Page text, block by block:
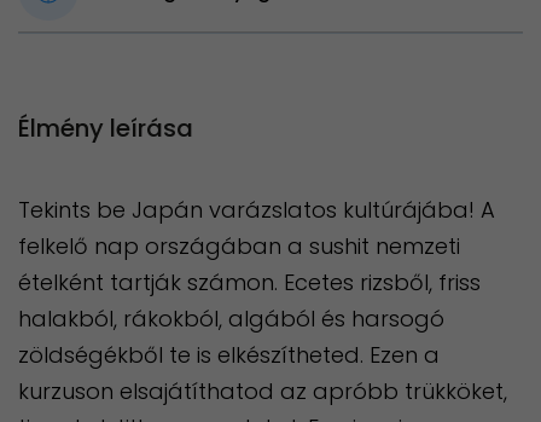
Élmény leírása
Tekints be Japán varázslatos kultúrájába! A
felkelő nap országában a sushit nemzeti
ételként tartják számon. Ecetes rizsből, friss
halakból, rákokból, algából és harsogó
zöldségékből te is elkészítheted. Ezen a
kurzuson elsajátíthatod az apróbb trükköket,